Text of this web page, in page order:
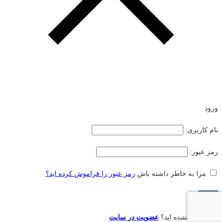
ورود
نام کاربری:
رمز عبور:
مرا به خاطر داشته باش رمز عبور را فراموش کرده اید؟
هنوز عضو نشده اید؟ عضویت در سایت